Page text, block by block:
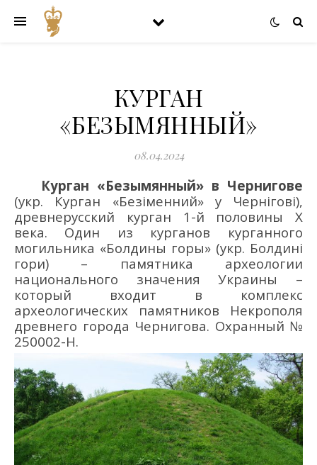
КУРГАН
«БЕЗЫМЯННЫЙ»
08.04.2024
Курган «Безымянный» в Чернигове
(укр. Курган «Безіменний»у Чернігові),
древнерусский курган 1-й половины X
века. Один из курганов курганного
могильника «Болдины горы» (укр. Болдині
гори) – памятника археологии
национального значения
Украины –
который входит в комплекс
археологических памятников Некрополя
древнего города Чернигова. Охранный №
250002-Н.